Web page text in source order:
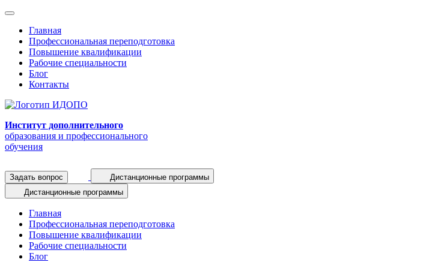
Главная
Профессиональная переподготовка
Повышение квалификации
Рабочие специальности
Блог
Контакты
Институт дополнительного
образования и профессионального
обучения
Задать вопрос
Дистанционные программы
Дистанционные программы
Главная
Профессиональная переподготовка
Повышение квалификации
Рабочие специальности
Блог